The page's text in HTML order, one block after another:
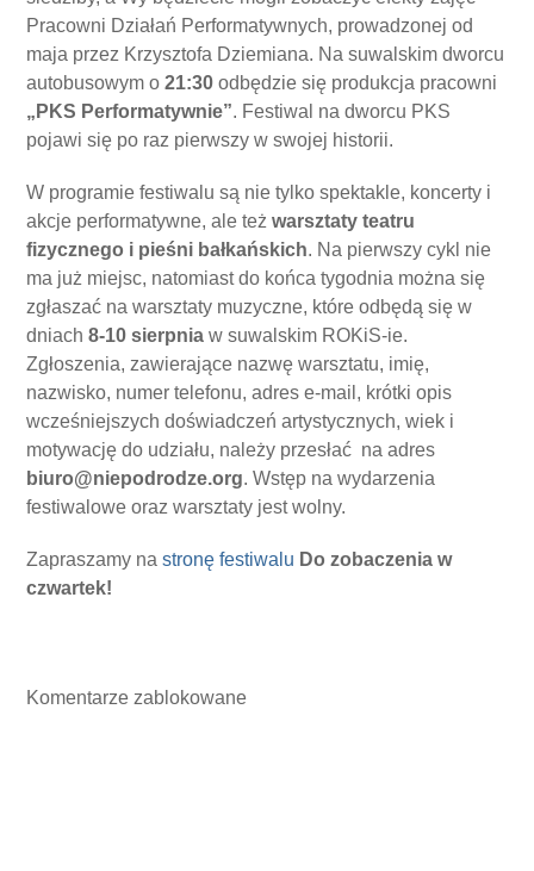
Pracowni Działań Performatywnych, prowadzonej od
maja przez Krzysztofa Dziemiana. Na suwalskim dworcu
autobusowym o21:30 odbędzie się produkcja pracowni
„PKS Performatywnie”. Festiwal na dworcu PKS
pojawi się po raz pierwszy w swojej historii.
W programie festiwalu są nie tylko spektakle, koncerty i
akcje performatywne, ale teżwarsztaty teatru
fizycznego i pieśni bałkańskich. Na pierwszy cykl nie
ma już miejsc, natomiast do końca tygodnia można się
zgłaszać na warsztaty muzyczne, które odbędą się w
dniach8‑10 sierpnia w suwalskim ROKiS-ie.
Zgłoszenia, zawierające nazwę warsztatu, imię,
nazwisko, numer telefonu, adres e-mail, krótki opis
wcześniejszych doświadczeń artystycznych, wiek i
motywację do udziału, należy przesłać na adres
biuro@niepodrodze.org. Wstęp na wydarzenia
festiwalowe oraz warsztaty jest wolny.
Zapraszamy nastronę festiwalu Do zobaczenia w
czwartek!
Komentarze zablokowane